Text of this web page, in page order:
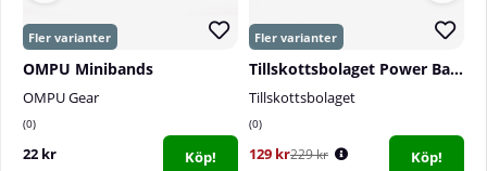
OMPU Minibands
OMPU Gear
0
22 kr Köp!
Tillskottsbolaget Power Band
Tillskottsbolaget
0
129 kr229 kr Köp!